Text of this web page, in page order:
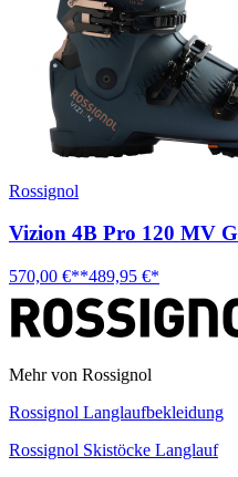
Rossignol
Vizion 4B Pro 120 MV
570,00 €**489,95 €*
Mehr von Rossignol
Rossignol Langlaufbekleidung
Rossignol Skistöcke Langlauf